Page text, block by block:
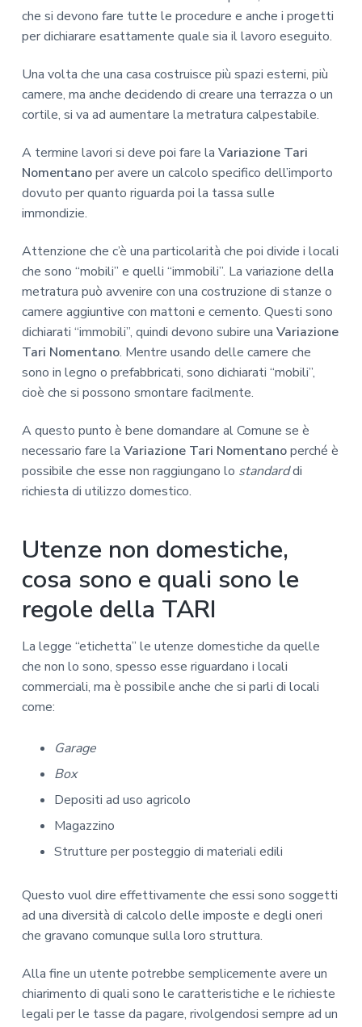
che si devono fare tutte le procedure e anche i progetti
per dichiarare esattamente quale sia il lavoro eseguito.
Una volta che una casa costruisce più spazi esterni, più
camere, ma anche decidendo di creare una terrazza o un
cortile, si va ad aumentare la metratura calpestabile.
A termine lavori si deve poi fare la Variazione Tari
Nomentanoper avere un calcolo specifico dell’importo
dovuto per quanto riguarda poi la tassa sulle
immondizie.
Attenzione che c’è una particolarità che poi divide i locali
che sono “mobili” e quelli “immobili”. La variazione della
metratura può avvenire con una costruzione di stanze o
camere aggiuntive con mattoni e cemento. Questi sono
dichiarati “immobili”, quindi devono subire una Variazione
Tari Nomentano. Mentre usando delle camere che
sono in legno o prefabbricati, sono dichiarati “mobili”,
cioè che si possono smontare facilmente.
A questo punto è bene domandare al Comune se è
necessario fare la Variazione Tari Nomentanoperché è
possibile che esse non raggiungano lo standarddi
richiesta di utilizzo domestico.
Utenze non domestiche,
cosa sono e quali sono le
regole della TARI
La legge “etichetta” le utenze domestiche da quelle
che non lo sono, spesso esse riguardano i locali
commerciali, ma è possibile anche che si parli di locali
come:
Garage
Box
Depositi ad uso agricolo
Magazzino
Strutture per posteggio di materiali edili
Questo vuol dire effettivamente che essi sono soggetti
ad una diversità di calcolo delle imposte e degli oneri
che gravano comunque sulla loro struttura.
Alla fine un utente potrebbe semplicemente avere un
chiarimento di quali sono le caratteristiche e le richieste
legali per le tasse da pagare, rivolgendosi sempre ad un